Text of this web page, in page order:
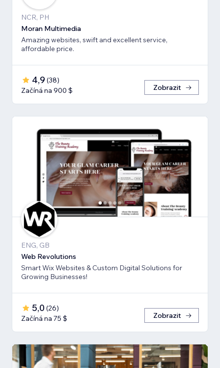
NCR, PH
Moran Multimedia
Amazing websites, swift and excellent service,
affordable price.
4,9 (38)
Začíná na 900 $
Zobrazit
ENG, GB
Web Revolutions
Smart Wix Websites & Custom Digital Solutions for
Growing Businesses!
5,0 (26)
Začíná na 75 $
Zobrazit